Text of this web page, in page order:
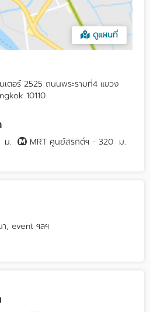
ดูแผนที่
เตอร์ 2525 ถนนพระรามที่4 แขวง
10110
ม. MRT ศูนย์สิริกิติ์ฯ - 320 ม.
, event ฯลฯ